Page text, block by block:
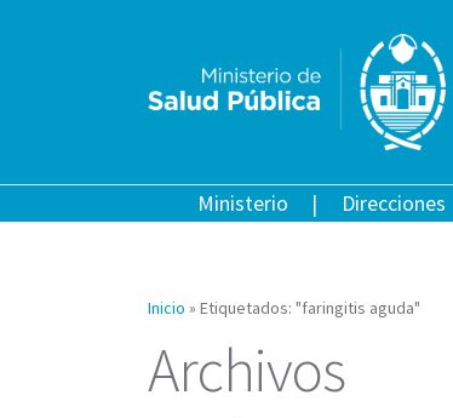
Ministerio Direcciones
Inicio » Etiquetados: "faringitis aguda"
Archivos